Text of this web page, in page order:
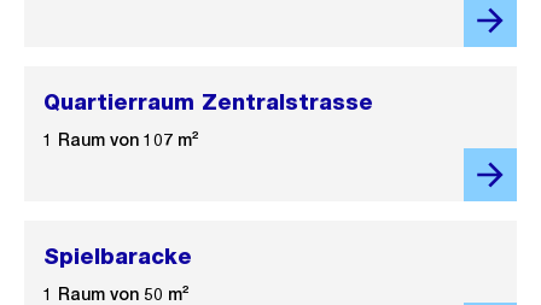
Quartierraum Zentralstrasse
1 Raum von 107 m²
Spielbaracke
1 Raum von 50 m²